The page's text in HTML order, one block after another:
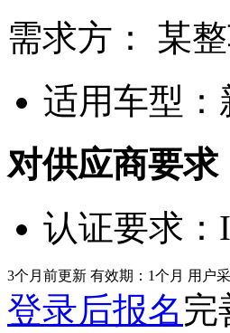
需求方：
某
适用车型：
对供应商要求
认证要求：
3个月前更新 有效期：1个月 用户
登录后报名完